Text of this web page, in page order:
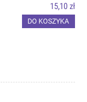
15,10 zł
DO KOSZYKA